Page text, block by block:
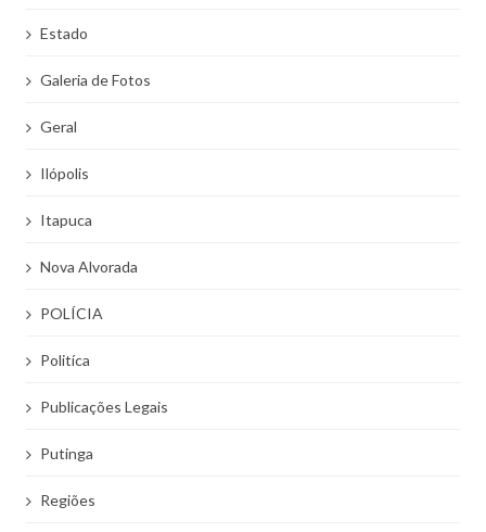
Estado
Galeria de Fotos
Geral
Ilópolis
Itapuca
Nova Alvorada
POLÍCIA
Politíca
Publicações Legais
Putinga
Regiões